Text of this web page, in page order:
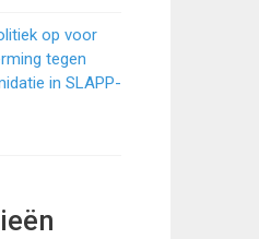
op voor
tegen
in SLAPP-